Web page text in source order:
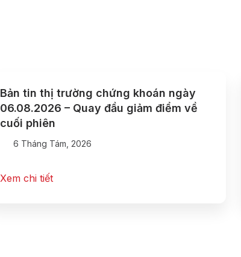
Bản tin thị trường chứng khoán ngày
06.08.2026 – Quay đầu giảm điểm về
cuối phiên
6 Tháng Tám, 2026
Xem chi tiết